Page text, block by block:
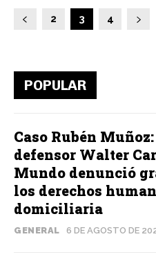
2 3 4
POPULAR
Caso Rubén
defensor Walter
Mundo denunció
los derechos
domiciliaria
GENERAL 6 DE AGOSTO DE